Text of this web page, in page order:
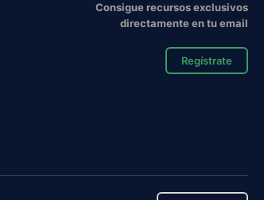
Consigue recursos exclusivos
directamente en tu email
Regístrate